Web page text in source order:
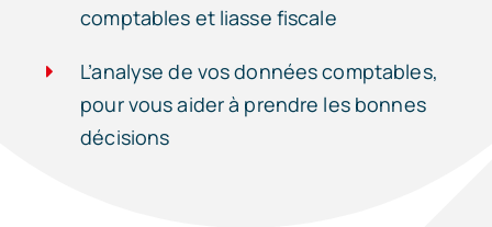
comptables et liasse fiscale
L’analyse de vos données comptables,
pour vous aider à prendre les bonnes
décisions